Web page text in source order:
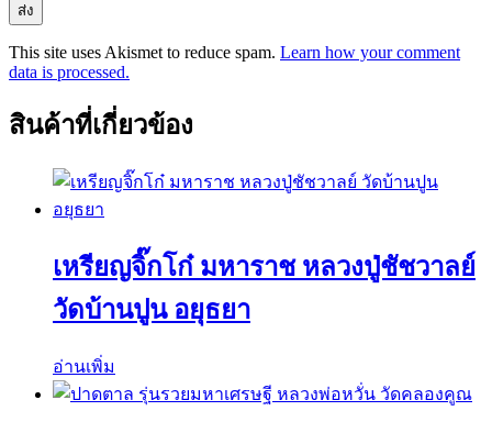
This site uses Akismet to reduce spam. Learn how your comment
data is processed.
สินค้าที่เกี่ยวข้อง
เหรียญจิ๊กโก๋ มหาราช หลวงปู่ชัชวาลย์
วัดบ้านปูน อยุธยา
อ่านเพิ่ม